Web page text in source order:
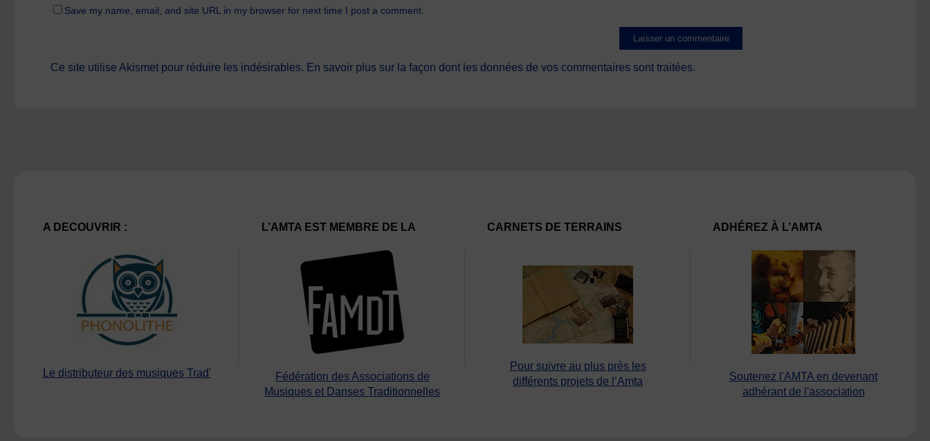
Save my name, email, and site URL in my browser for next time I post a comment.
Ce site utilise Akismet pour réduire les indésirables. En savoir plus sur la façon dont les données de vos commentaires sont traitées.
A DECOUVRIR :
Le distributeur des musiques Trad'
L’AMTA EST MEMBRE DE LA
Fédération des Associations de
Musiques et Danses Traditionnelles
CARNETS DE TERRAINS
Pour suivre au plus près les
différents projets de l’Amta
ADHÉREZ À L’AMTA
Soutenez l'AMTA en devenant
adhérant de l'association